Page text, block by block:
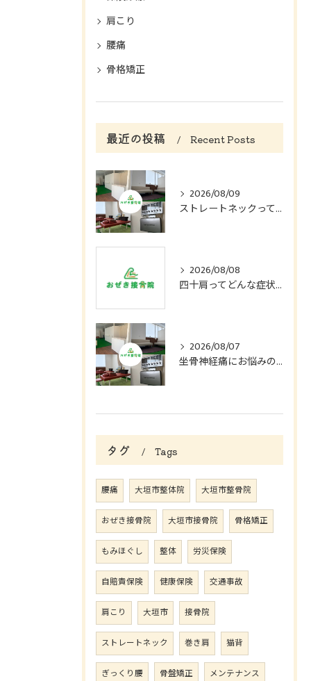
肩こり
腰痛
骨格矯正
最近の投稿 Recent Posts
2026/08/09
ストレートネックってどんな症状？
2026/08/08
四十肩ってどんな症状？
2026/08/07
坐骨神経痛にお悩みの方へ
タグ Tags
腰痛 大垣市整体院 大垣市整骨院
おぜき接骨院 大垣市接骨院 骨格矯正
もみほぐし 整体 労災保険
自賠責保険 健康保険 交通事故
肩こり 大垣市 接骨院
ストレートネック 巻き肩 猫背
ぎっくり腰 骨盤矯正 メンテナンス